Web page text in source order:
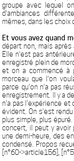
groupe avec lequel
d'ambiances
mêmes, dans les choix
Et vous avez quand
départ non, mais
Elle n'est pas
enregistré plein de
et on a commencé à
morceau que l'on
parce qu'on n'a pas
enregistrement. Il y a
n'a pas l'expérience et
évident. On s'est
plus simple, plus
concert, il peut y avoir
une demi-heure, des
condensé. Propos
[n°60->article156],